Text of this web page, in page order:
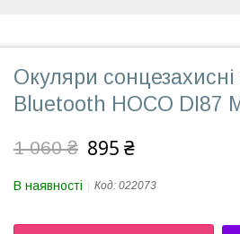
Окуляри
Bluetooth HOCO DI87
1 060 ₴ 895 ₴
В наявності Код: 022073